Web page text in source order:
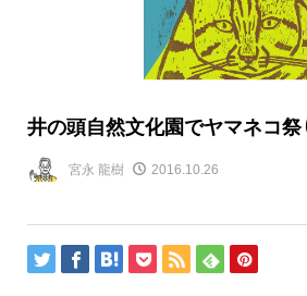
井の頭自然文化園でヤマネコ
宮永 龍樹 2016.10.26